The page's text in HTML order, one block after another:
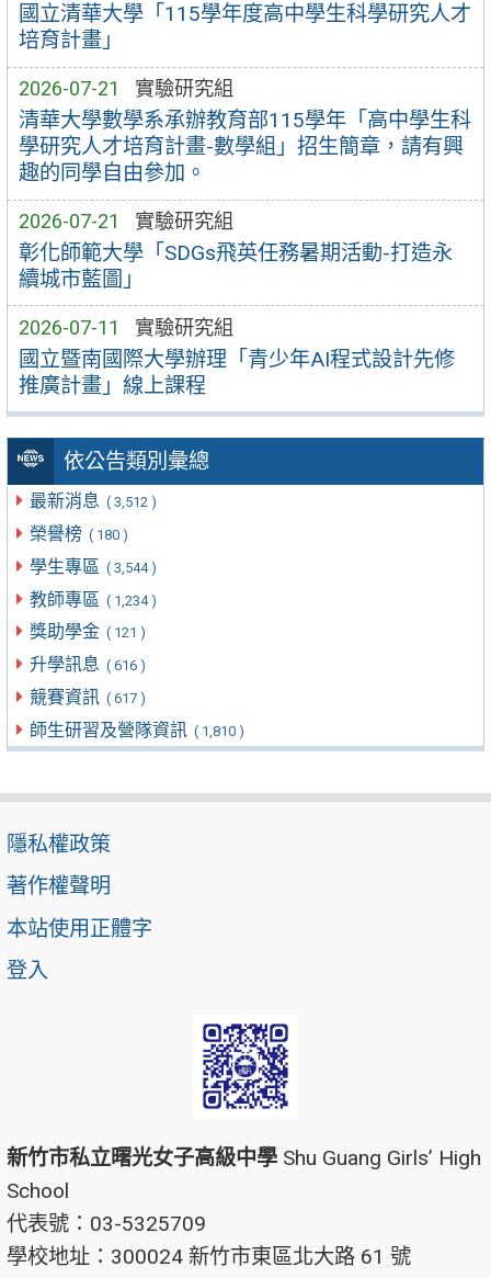
國立清華大學「115學年度高中學生科學研究人才
培育計畫」
2026-07-21 實驗研究組
清華大學數學系承辦教育部115學年「高中學生科
學研究人才培育計畫-數學組」招生簡章，請有興
趣的同學自由參加。
2026-07-21 實驗研究組
彰化師範大學「SDGs飛英任務暑期活動-打造永
續城市藍圖」
2026-07-11 實驗研究組
國立暨南國際大學辦理「青少年AI程式設計先修
推廣計畫」線上課程
依公告類別彙總
最新消息 ( 3,512 )
榮譽榜 ( 180 )
學生專區 ( 3,544 )
教師專區 ( 1,234 )
獎助學金 ( 121 )
升學訊息 ( 616 )
競賽資訊 ( 617 )
師生研習及營隊資訊 ( 1,810 )
隱私權政策
著作權聲明
本站使用正體字
登入
新竹市私立曙光女子高級中學 Shu Guang Girls’ High
School
代表號：03-5325709
學校地址：300024 新竹市東區北大路 61 號